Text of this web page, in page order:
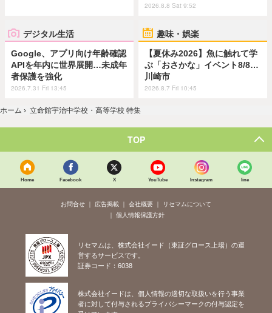
2026.8.8 Sat 9:52
デジタル生活
Google、アプリ向け年齢確認
APIを年内に世界展開…未成年
者保護を強化
2026.7.31 Fri 13:45
趣味・娯楽
【夏休み2026】魚に触れて学
ぶ「おさかな」イベント8/8…
川崎市
2026.8.7 Fri 10:45
ホーム › 立命館宇治中学校・高等学校 特集
TOP
Home Facebook X YouTube Instagram line
お問合せ 広告掲載 会社概要
リセマムについて
個人情報保護方針
リセマムは、株式会社イード（東証グロース上場）の運
営するサービスです。
証券コード：6038
株式会社イードは、個人情報の適切な取扱いを行う事業
者に対して付与されるプライバシーマークの付与認定を